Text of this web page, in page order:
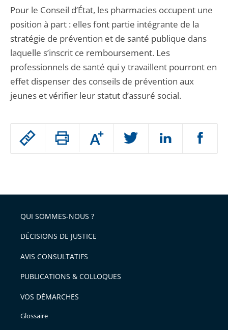
Passer
arriver
après
Augmenter
ou
l'article
pour
avant
Pour le Conseil d’État, les pharmacies occupent une
position à part : elles font partie intégrante de la
stratégie de prévention et de santé publique dans
laquelle s’inscrit ce remboursement. Les
professionnels de santé qui y travaillent pourront en
effet dispenser des conseils de prévention aux
jeunes et vérifier leur statut d’assuré social.
QUI SOMMES-NOUS ?
DÉCISIONS DE JUSTICE
AVIS CONSULTATIFS
PUBLICATIONS & COLLOQUES
VOS DÉMARCHES
Glossaire